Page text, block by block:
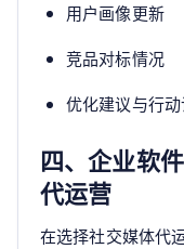
用户画像更新
竞品对标情况
优化建议与行动
四、企业软
代运营
在选择社交媒体代